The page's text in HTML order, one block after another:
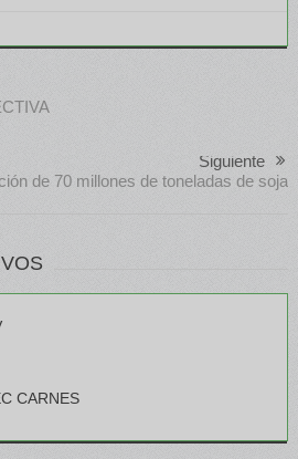
Siguiente
de 70 millones de toneladas de soja
CARNES